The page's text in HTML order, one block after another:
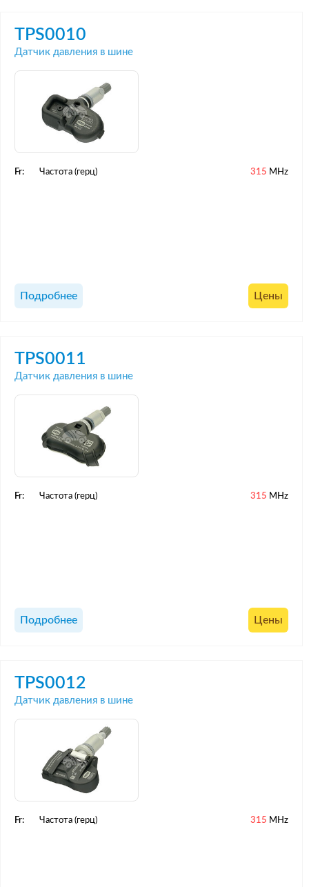
TPS0010
Датчик давления в шине
Fr: Частота (герц) 315 MHz
Подробнее Цены
TPS0011
Датчик давления в шине
Fr: Частота (герц) 315 MHz
Подробнее Цены
TPS0012
Датчик давления в шине
Fr: Частота (герц) 315 MHz